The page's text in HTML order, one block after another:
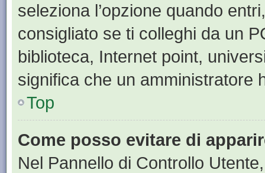
seleziona l’opzione quando
consigliato se ti colleghi da un
biblioteca, Internet point,
significa che un amministratore
Top
Come posso evitare di
Nel Pannello di Controllo